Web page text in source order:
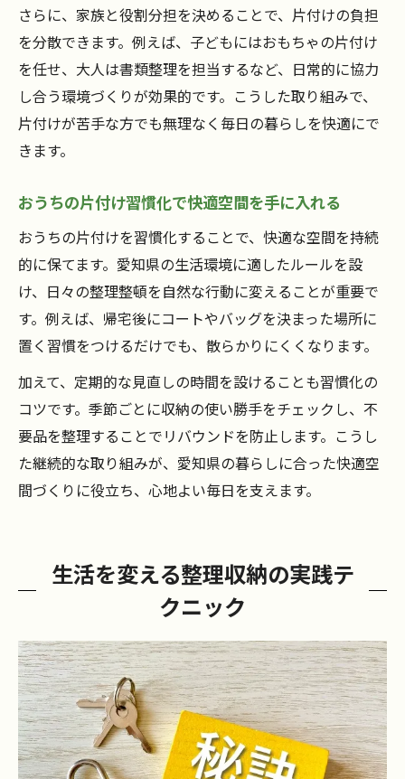
さらに、家族と役割分担を決めることで、片付けの負担
を分散できます。例えば、子どもにはおもちゃの片付け
を任せ、大人は書類整理を担当するなど、日常的に協力
し合う環境づくりが効果的です。こうした取り組みで、
片付けが苦手な方でも無理なく毎日の暮らしを快適にで
きます。
おうちの片付け習慣化で快適空間を手に入れる
おうちの片付けを習慣化することで、快適な空間を持続
的に保てます。愛知県の生活環境に適したルールを設
け、日々の整理整頓を自然な行動に変えることが重要で
す。例えば、帰宅後にコートやバッグを決まった場所に
置く習慣をつけるだけでも、散らかりにくくなります。
加えて、定期的な見直しの時間を設けることも習慣化の
コツです。季節ごとに収納の使い勝手をチェックし、不
要品を整理することでリバウンドを防止します。こうし
た継続的な取り組みが、愛知県の暮らしに合った快適空
間づくりに役立ち、心地よい毎日を支えます。
生活を変える整理収納の実践テ
クニック